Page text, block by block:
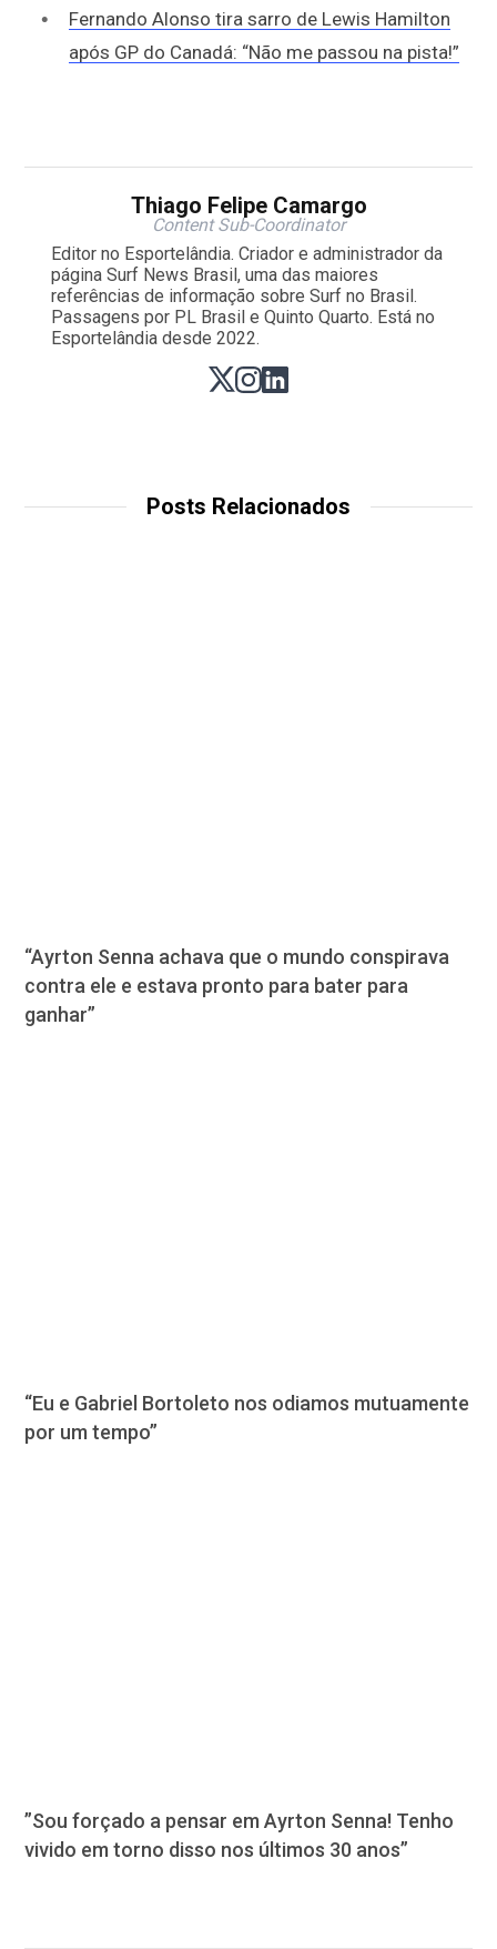
Fernando Alonso tira sarro de Lewis Hamilton
após GP do Canadá: “Não me passou na pista!”
Thiago Felipe Camargo
Content Sub-Coordinator
Editor no Esportelândia. Criador e administrador da
página Surf News Brasil, uma das maiores
referências de informação sobre Surf no Brasil.
Passagens por PL Brasil e Quinto Quarto. Está no
Esportelândia desde 2022.
Posts Relacionados
“Ayrton Senna achava que o mundo conspirava
contra ele e estava pronto para bater para
ganhar”
“Eu e Gabriel Bortoleto nos odiamos mutuamente
por um tempo”
”Sou forçado a pensar em Ayrton Senna! Tenho
vivido em torno disso nos últimos 30 anos”